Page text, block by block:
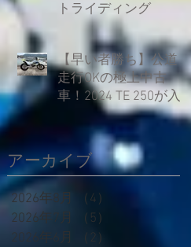
トライディング
【早い者勝ち】公道
走行OKの極上中古
車！2024 TE 250が入
荷しました！
アーカイブ
2026年8月 （4）
2026年7月
（5）
2026年6月
（2）